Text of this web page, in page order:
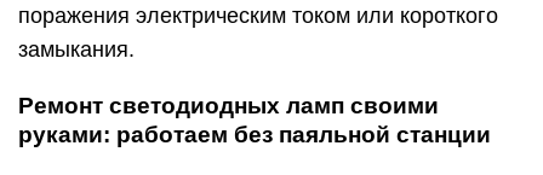
поражения электрическим током или короткого
замыкания.
Ремонт светодиодных ламп своими
руками: работаем без паяльной станции